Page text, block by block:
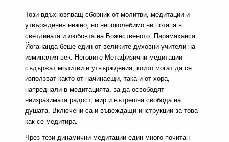
Този вдъхновяващ сборник от молитви, медитации и
утвърждения нежно, но непоколебимо ни потапя в
светлината и любовта на Божественото. Парамаханса
Йогананда беше един от великите духовни учители на
изминалия век. Неговите Метафизични медитации
съдържат молитви и утвърждения, които могат да се
използват както от начинаещи, така и от хора,
напреднали в медитацията, за да освободят
неизразимата радост, мир и вътрешна свобода на
душата. Включени са и въвеждащи инструкции за това
как се медитира.
Чрез тези динамични медитации един много почитан